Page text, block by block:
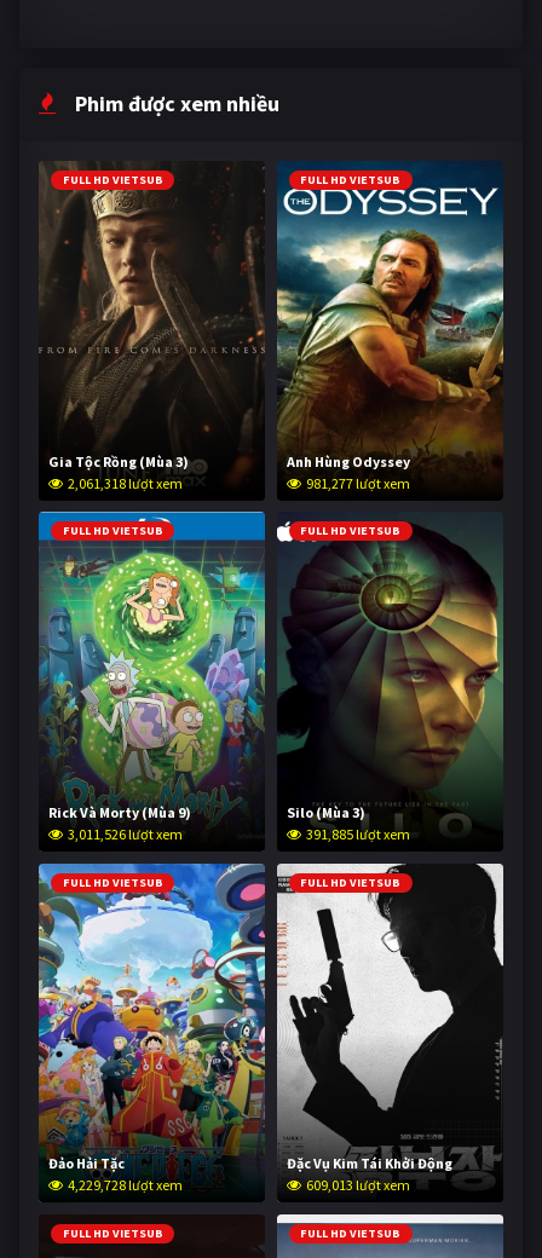
Phim được xem nhiều
FULL HD VIETSUB
Gia Tộc Rồng (Mùa 3)
2,061,318 lượt xem
FULL HD VIETSUB
Anh Hùng Odyssey
981,277 lượt xem
FULL HD VIETSUB
Rick Và Morty (Mùa 9)
3,011,526 lượt xem
FULL HD VIETSUB
Silo (Mùa 3)
391,885 lượt xem
FULL HD VIETSUB
Đảo Hải Tặc
4,229,728 lượt xem
FULL HD VIETSUB
Đặc Vụ Kim Tái Khởi Động
609,013 lượt xem
FULL HD VIETSUB FULL HD VIETSUB